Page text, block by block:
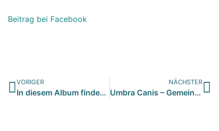
Beitrag bei Facebook
VORIGER
In diesem Album finden Sie alle Hunde, die zum Semper Fideli…
NÄCHSTER
Umbra Canis – Gemeinsam stark für all/t/e Hundeseelen e.V. hat die URL der Website aktualisiert.